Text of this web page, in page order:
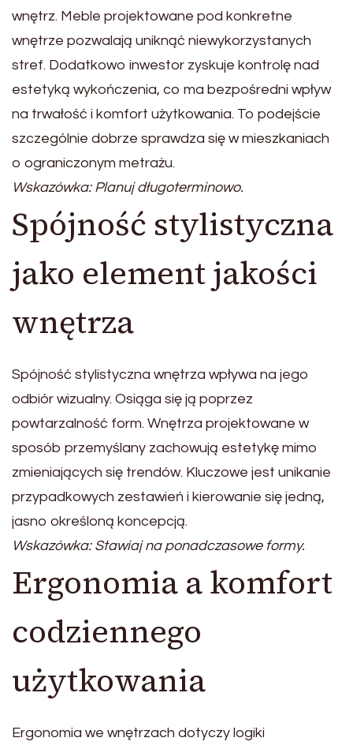
wnętrz. Meble projektowane pod konkretne
wnętrze pozwalają uniknąć niewykorzystanych
stref. Dodatkowo inwestor zyskuje kontrolę nad
estetyką wykończenia, co ma bezpośredni wpływ
na trwałość i komfort użytkowania. To podejście
szczególnie dobrze sprawdza się w mieszkaniach
o ograniczonym metrażu.
Wskazówka: Planuj długoterminowo.
Spójność stylistyczna
jako element jakości
wnętrza
Spójność stylistyczna wnętrza wpływa na jego
odbiór wizualny. Osiąga się ją poprzez
powtarzalność form. Wnętrza projektowane w
sposób przemyślany zachowują estetykę mimo
zmieniających się trendów. Kluczowe jest unikanie
przypadkowych zestawień i kierowanie się jedną,
jasno określoną koncepcją.
Wskazówka: Stawiaj na ponadczasowe formy.
Ergonomia a komfort
codziennego
użytkowania
Ergonomia we wnętrzach dotyczy logiki